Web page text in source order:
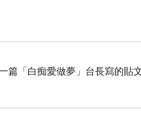
篇「白痴愛做夢」台長寫的貼